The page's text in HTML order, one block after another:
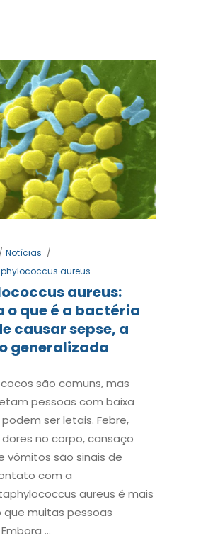
Notícias
aureus
aureus:
o que é a bactéria
causar sepse, a
generalizada
são comuns, mas
pessoas com baixa
ser letais. Febre,
no corpo, cansaço
vômitos são sinais de
com a
aureus é mais
muitas pessoas